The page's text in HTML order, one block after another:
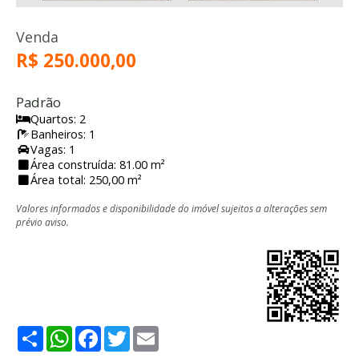
Venda
R$ 250.000,00
Padrão
Quartos: 2
Banheiros: 1
Vagas: 1
Área construída: 81.00 m²
Área total: 250,00 m²
Valores informados e disponibilidade do imóvel sujeitos a alterações sem
prévio aviso.
ShareWhatsApp
Facebook
Twitter